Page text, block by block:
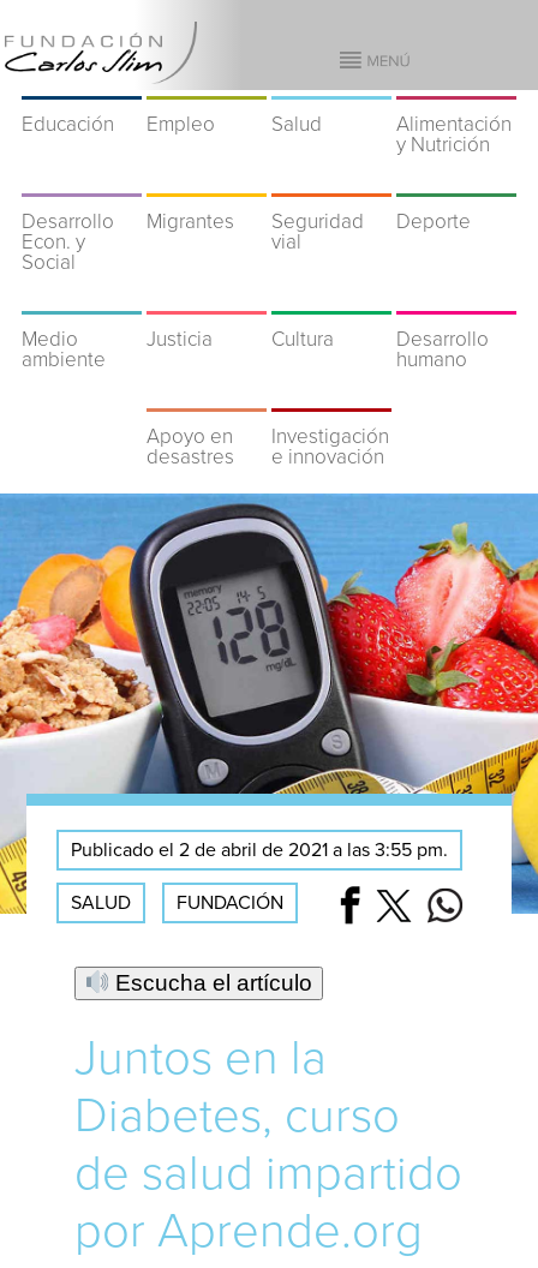
Educación Empleo Salud
Alimentación
y Nutrición
Desarrollo
Econ. y
Social
Migrantes
Seguridad
vial
Deporte
Medio
ambiente
Justicia Cultura
Desarrollo
humano
Apoyo en
desastres
Investigación
e innovación
Publicado el 2 de abril de 2021 a las 3:55 pm.
SALUD FUNDACIÓN
Escucha el artículo
Juntos en la
Diabetes, curso
de salud impartido
por Aprende.org